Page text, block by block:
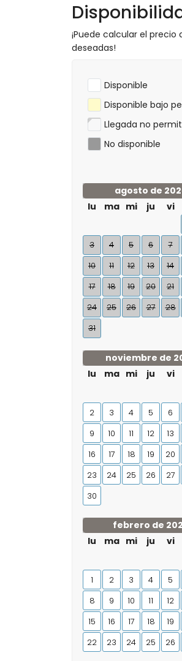
¡Puede calcular el
deseadas!
Disponible
Disponible bajo
Llegada no
No disponible
agosto de
lu
ma mi ju vi
3
4 5 6 7
10
11 12 13 14
17
18 19 20 21
24
25 26 27 28
31
noviembre de
lu
ma mi ju vi
2
3 4 5 6
9
10 11 12 13
16
17 18 19 20
23
24 25 26 27
30
febrero de
lu
ma mi ju vi
1 2 3 4 5
8
9 10 11 12
15
16 17 18 19
22
23 24 25 26